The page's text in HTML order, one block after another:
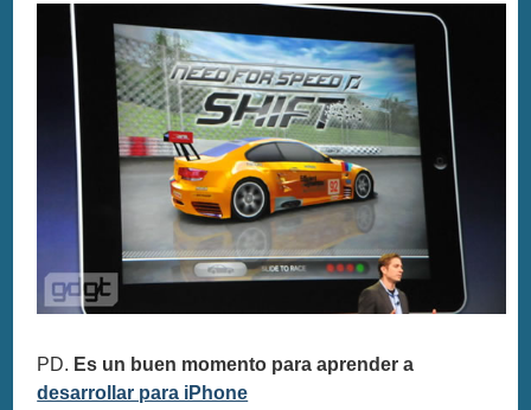
PD. Es un buen momento para aprender a
desarrollar para iPhone